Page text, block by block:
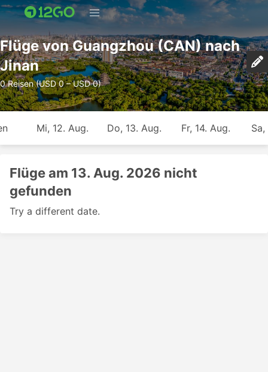
Flüge von Guangzhou (CAN) nach
Jinan
0 Reisen (USD 0 – USD 0)
Mi, 12. Aug. Do, 13. Aug. Fr, 14. Aug.
Flüge am 13. Aug. 2026 nicht
gefunden
Try a different date.